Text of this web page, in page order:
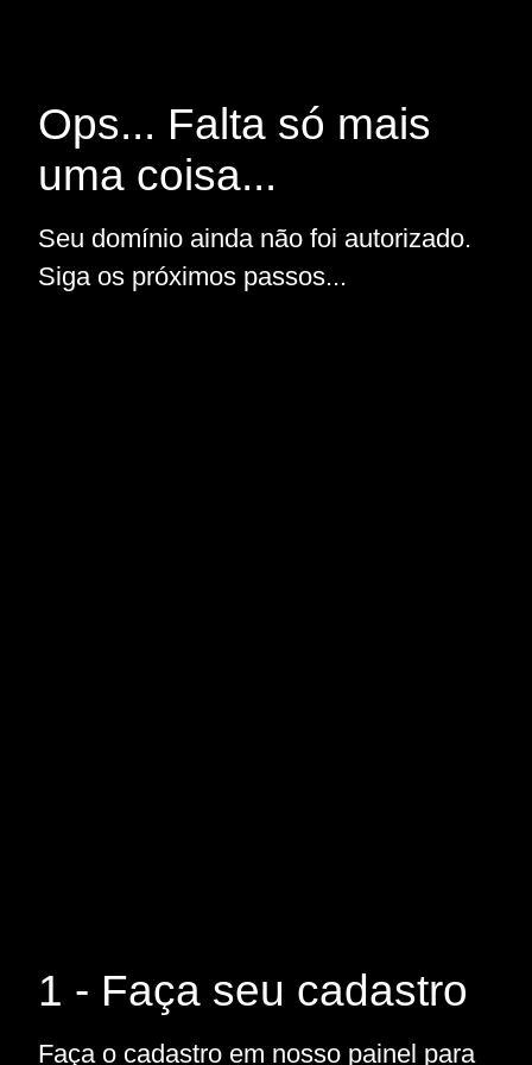
Ops... Falta só mais
uma coisa...
Seu domínio ainda não foi autorizado.
Siga os próximos passos...
1 - Faça seu cadastro
Faça o cadastro em nosso painel para